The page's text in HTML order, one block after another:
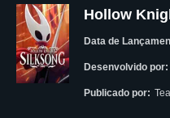
Hollow
Data de
Desenvolvido por:
Publicado por: